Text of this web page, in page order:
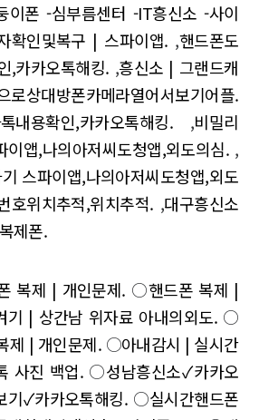
이폰 -심부름센터 -IT흥신소 -사이
확인및복구 | 스파이앱. ,핸드폰도
,카카오톡해킹. ,흥신소 | 그랜드캐
로상대방폰카메라열어서보기어플.
내용확인,카카오톡해킹. ,비밀리
앱,나의아저씨도청앱,외도의심. ,
스파이앱,나의아저씨도청앱,외도
호위치추적,위치추적. ,대구흥신소
제폰.
복제 | 개인문제. ○핸드폰 복제 |
기 | 상간남 위자료 아내의외도. ○
제 | 개인문제. ○아내감시 | 실시간
사진 백업. ○성남흥신소✓카카오
기✓카카오톡해킹. ○실시간핸드폰